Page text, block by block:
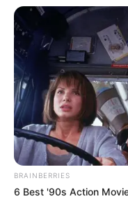
Tampil Lebih
Hasil Renovasi
90 Tahun
BRAINBERRIES
6 Best '90s Action